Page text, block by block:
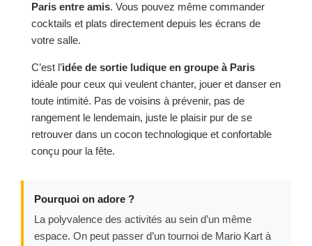
Paris entre amis. Vous pouvez même commander
cocktails et plats directement depuis les écrans de
votre salle.
C’est l’idée de sortie ludique en groupe à Paris
idéale pour ceux qui veulent chanter, jouer et danser en
toute intimité. Pas de voisins à prévenir, pas de
rangement le lendemain, juste le plaisir pur de se
retrouver dans un cocon technologique et confortable
conçu pour la fête.
Pourquoi on adore ?
La polyvalence des activités au sein d’un même
espace. On peut passer d’un tournoi de Mario Kart à